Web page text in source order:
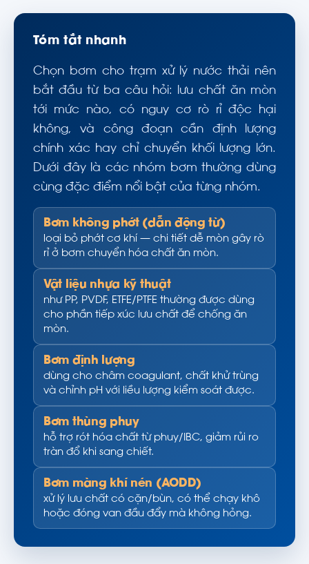
Tóm tắt nhanh
Chọn bơm cho trạm xử lý nước thải nên
bắt đầu từ ba câu hỏi: lưu chất ăn mòn
tới mức nào, có nguy cơ rò rỉ độc hại
không, và công đoạn cần định lượng
chính xác hay chỉ chuyển khối lượng lớn.
Dưới đây là các nhóm bơm thường dùng
cùng đặc điểm nổi bật của từng nhóm.
Bơm không phớt (dẫn động từ)
loại bỏ phớt cơ khí — chi tiết dễ mòn gây rò
rỉ ở bơm chuyển hóa chất ăn mòn.
Vật liệu nhựa kỹ thuật
như PP, PVDF, ETFE/PTFE thường được dùng
cho phần tiếp xúc lưu chất để chống ăn
mòn.
Bơm định lượng
dùng cho châm coagulant, chất khử trùng
và chỉnh pH với liều lượng kiểm soát được.
Bơm thùng phuy
hỗ trợ rót hóa chất từ phuy/IBC, giảm rủi ro
tràn đổ khi sang chiết.
Bơm màng khí nén (AODD)
xử lý lưu chất có cặn/bùn, có thể chạy khô
hoặc đóng van đầu đẩy mà không hỏng.